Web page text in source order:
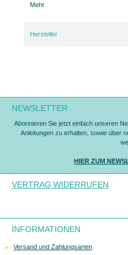
Mehr
Hersteller
NEWSLETTER
Abonnieren Sie jetzt einfach unseren
Anleitungen zu erhalten, sowie über
HIER ZUM
VERTRAG WIDERRUFEN
INFORMATIONEN
Versand und Zahlungsarten